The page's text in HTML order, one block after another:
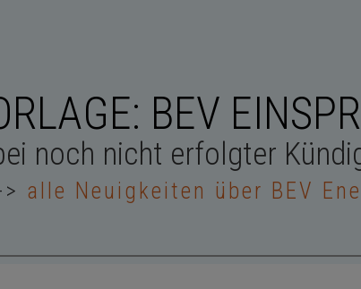
BEV
noch nicht erfolgter
alle Neuigkeiten über BEV